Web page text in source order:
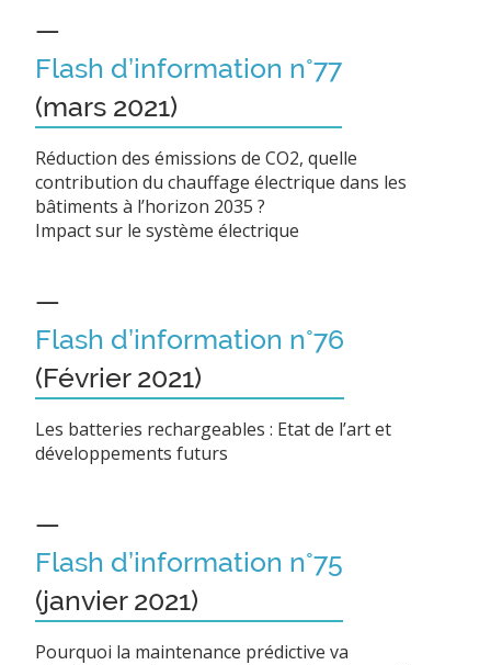
—
Flash d’information n°77
(mars 2021)
Réduction des émissions de CO2, quelle
contribution du chauffage électrique dans les
bâtiments à l’horizon 2035 ?
Impact sur le système électrique
—
Flash d’information n°76
(Février 2021)
Les batteries rechargeables : Etat de l’art et
développements futurs
—
Flash d’information n°75
(janvier 2021)
Pourquoi la maintenance prédictive va